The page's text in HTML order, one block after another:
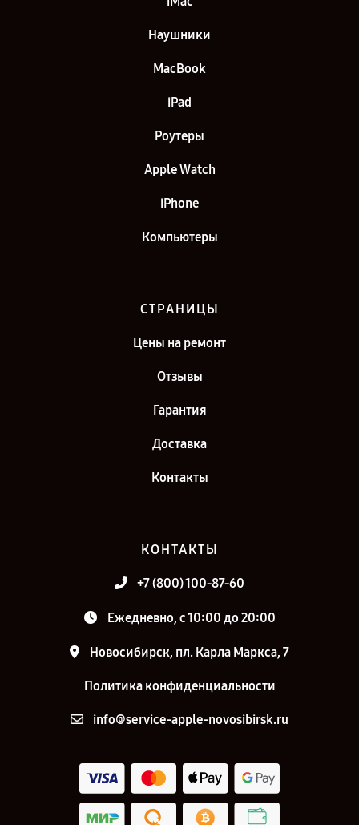
Наушники
MacBook
iPad
Роутеры
Apple Watch
iPhone
Компьютеры
СТРАНИЦЫ
Цены на ремонт
Отзывы
Гарантия
Доставка
Контакты
КОНТАКТЫ
+7 (800) 100-87-60
Ежедневно, с 10:00 до 20:00
Новосибирск, пл. Карла Маркса, 7
Политика конфиденциальности
info@service-apple-novosibirsk.ru